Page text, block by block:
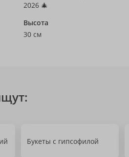
2026 🎄
Высота
30 см
Букеты с гипсофилой